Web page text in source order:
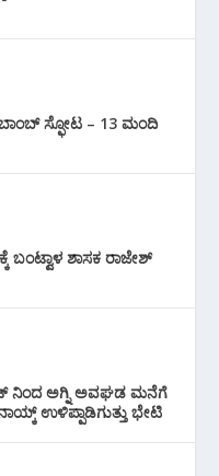
ಬಾಂಬ್ ಸ್ಫೋಟ – 13 ಮಂದಿ
ಬಂಟ್ವಾಳ ಶಾಸಕ ರಾಜೇಶ್
ನಿಂದ ಅಗ್ನಿ ಅವಘಡ ಮನೆಗೆ
ಉಳಿಪ್ಪಾಡಿಗುತ್ತು ಭೇಟಿ